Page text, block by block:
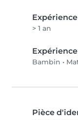
Expérience
> 1 an
Bambin •
Pièce